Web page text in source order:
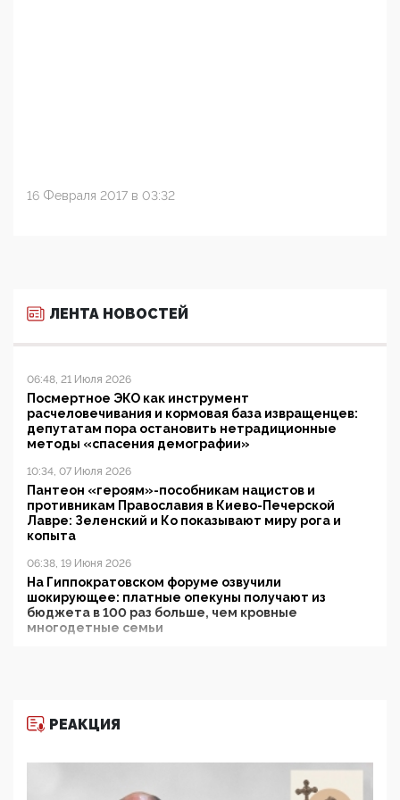
16 Февраля 2017 в 03:32
ЛЕНТА НОВОСТЕЙ
06:48, 21 Июля 2026
Посмертное ЭКО как инструмент
расчеловечивания и кормовая база извращенцев:
депутатам пора остановить нетрадиционные
методы «спасения демографии»
10:34, 07 Июля 2026
Пантеон «героям»-пособникам нацистов и
противникам Православия в Киево-Печерской
Лавре: Зеленский и Ко показывают миру рога и
копыта
06:38, 19 Июня 2026
На Гиппократовском форуме озвучили
шокирующее: платные опекуны получают из
бюджета в 100 раз больше, чем кровные
многодетные семьи
11:53, 09 Июня 2026
деятельность ИИТО ЮНЕСКО в России, но
цифроглобалисты продолжают определять
повестку в образовании
РЕАКЦИЯ